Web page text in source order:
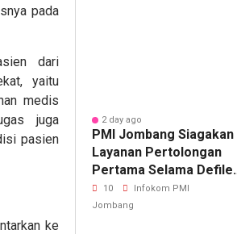
pada
dari
yaitu
medis
juga
pasien
ke
2 day ago
PMI Jombang Siagakan
Layanan Pertolongan
Pertama Selama Defile
Porkab 2026
10
Infokom PMI
Jombang